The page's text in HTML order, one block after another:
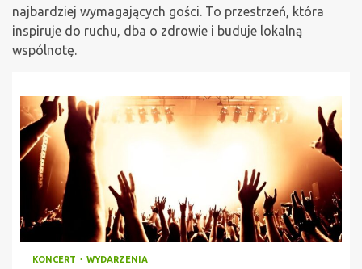
najbardziej wymagających gości. To przestrzeń, która
inspiruje do ruchu, dba o zdrowie i buduje lokalną
wspólnotę.
KONCERT WYDARZENIA